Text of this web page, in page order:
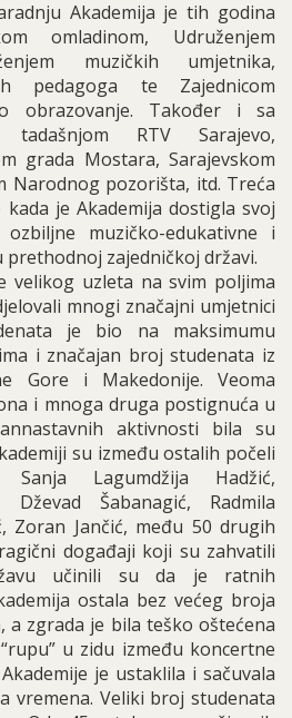
Akademija je tih godina
omladinom, Udruženjem
muzičkih umjetnika,
pedagoga te Zajednicom
obrazovanje. Također i sa
tadašnjom RTV Sarajevo,
grada Mostara, Sarajevskom
Narodnog pozorišta, itd. Treća
je Akademija dostigla svoj
muzičko-edukativne i
zajedničkoj državi.
velikog uzleta na svim poljima
mnogi značajni umjetnici
je bio na maksimumu
i značajan broj studenata iz
Gore i Makedonije. Veoma
i mnoga druga postignuća u
aktivnosti bila su
su između ostalih počeli
Sanja Lagumdžija Hadžić,
Dževad Šabanagić, Radmila
Zoran Jančić, među 50 drugih
događaji koji su zahvatili
učinili su da je ratnih
ostala bez većeg broja
a zgrada je bila teško oštećena
u zidu između koncertne
je ustaklila i sačuvala
vremena. Veliki broj studenata